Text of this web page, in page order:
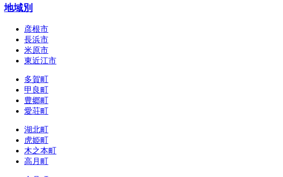
地域別
彦根市
長浜市
米原市
東近江市
多賀町
甲良町
豊郷町
愛荘町
湖北町
虎姫町
木之本町
高月町